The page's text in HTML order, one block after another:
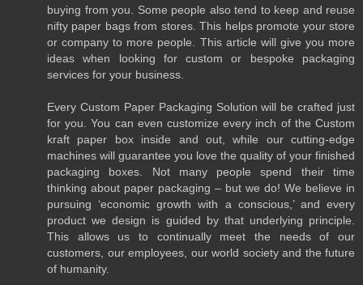
buying from you. Some people also tend to keep and reuse
nifty paper bags from stores. This helps promote your store
or company to more people. This article will give you more
ideas when looking for custom or bespoke packaging
services for your business.
Every Custom Paper Packaging Solution will be crafted just
for you. You can even customize every inch of the Custom
kraft paper box inside and out, while our cutting-edge
machines will guarantee you love the quality of your finished
packaging boxes. Not many people spend their time
thinking about paper packaging – but we do! We believe in
pursuing ‘economic growth with a conscious,’ and every
product we design is guided by that underlying principle.
This allows us to continually meet the needs of our
customers, our employees, our world society and the future
of humanity.